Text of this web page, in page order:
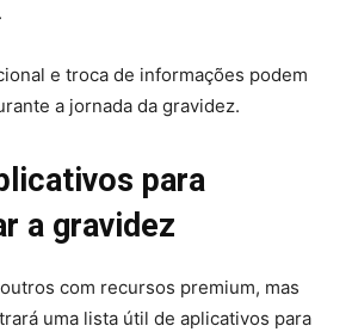
e troca de informações podem
a jornada da gravidez.
para
a gravidez
com recursos premium, mas
uma lista útil de aplicativos para